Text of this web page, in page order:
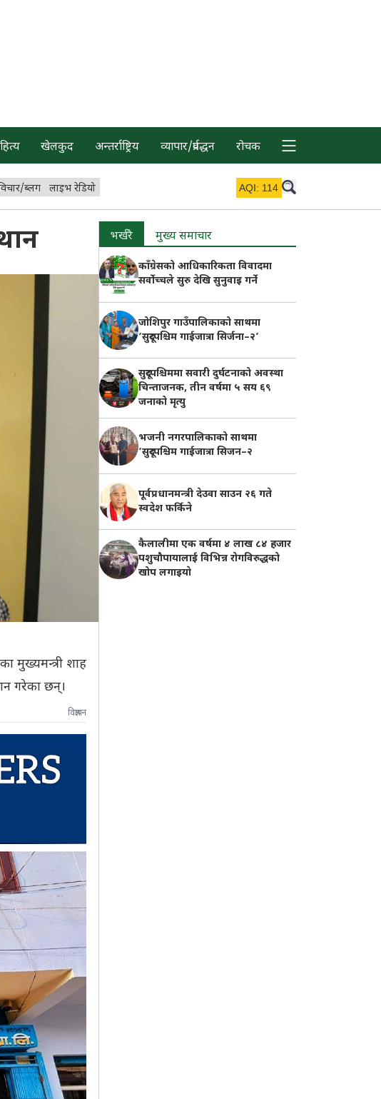
खेलकुद अन्तर्राष्ट्रिय व्यापार/प्रर्वद्धन रोचक
ब्लग लाइभ रेडियो AQI: 114
मुख्यमन्त्री शाह
गरेका छन्।
विज्ञापन
भर्खरै मुख्य समाचार
काँग्रेसको आधिकारिकता विवादमा
सर्वोच्चले सुरु देखि सुनुवाइ गर्ने
जोशिपुर गाउँपालिकाको साथमा
‘सुदूरपश्चिम गाईजात्रा सिर्जना–२’
सुदूरपश्चिममा सवारी दुर्घटनाको अवस्था
चिन्ताजनक, तीन वर्षमा ५ सय ६९
जनाको मृत्यु
भजनी नगरपालिकाको साथमा
‘सुदूरपश्चिम गाईजात्रा सिजन–२
पूर्वप्रधानमन्त्री देउवा साउन २६ गते
स्वदेश फर्किने
कैलालीमा एक वर्षमा ४ लाख ८४ हजार
पशुचौपायालाई विभिन्न रोगविरुद्धको
खोप लगाइयाे